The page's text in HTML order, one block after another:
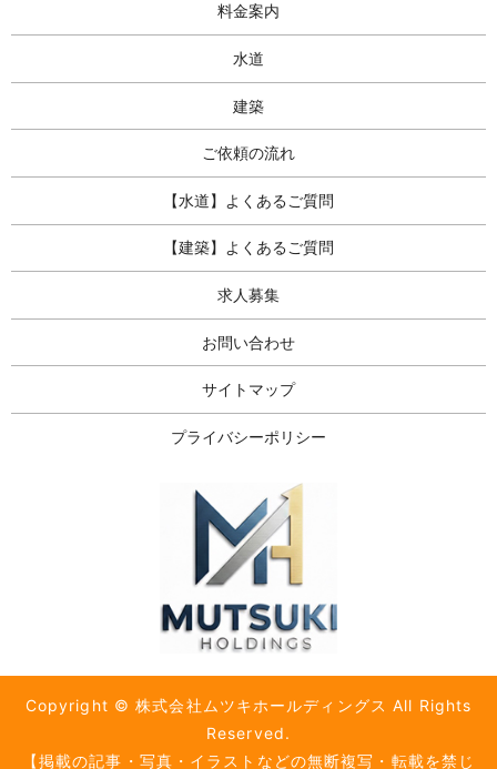
料金案内
水道
建築
ご依頼の流れ
【水道】よくあるご質問
【建築】よくあるご質問
求人募集
お問い合わせ
サイトマップ
プライバシーポリシー
Copyright © 株式会社ムツキホールディングス All Rights
Reserved.
【掲載の記事・写真・イラストなどの無断複写・転載を禁じ